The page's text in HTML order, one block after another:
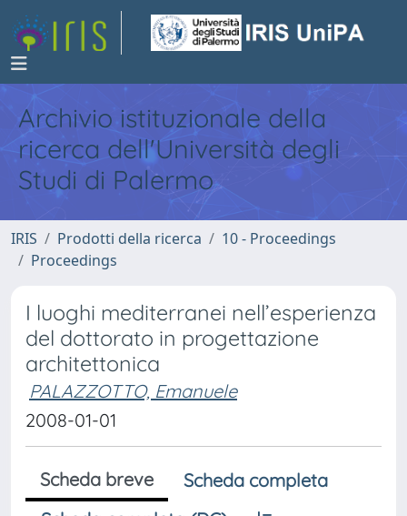
Archivio istituzionale della
ricerca dell'Università degli
Studi di Palermo
IRIS Prodotti della ricerca
10 - Proceedings
Proceedings
I luoghi mediterranei nell’esperienza
del dottorato in progettazione
architettonica
PALAZZOTTO, Emanuele
2008-01-01
Scheda breve
Scheda completa